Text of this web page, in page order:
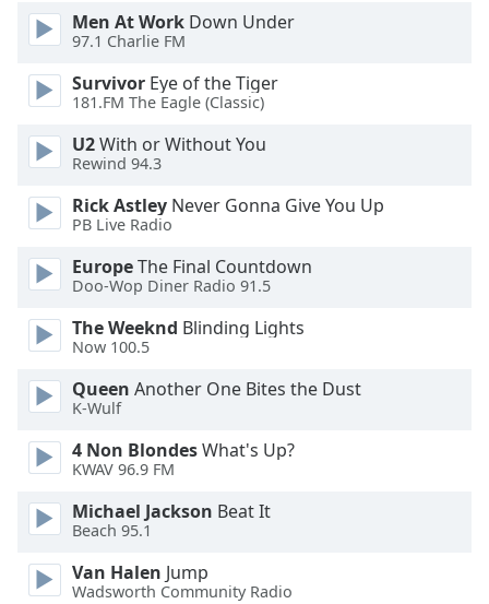
Audio
Picture-
Picture
Fullscreen
modal
window.
Beginning
dialog
window.
cancel
and
close
window.
Men At Work Down Under
97.1 Charlie FM
Survivor Eye of the Tiger
181.FM The Eagle (Classic)
U2With or Without You
Rewind 94.3
Rick Astley Never Gonna Give You Up
PB Live Radio
EuropeThe Final Countdown
Doo-Wop Diner Radio 91.5
The Weeknd Blinding Lights
Now 100.5
Queen Another One Bites the Dust
K-Wulf
4 Non BlondesWhat's Up?
KWAV 96.9 FM
Michael Jackson Beat It
Beach 95.1
Van Halen Jump
Wadsworth Community Radio